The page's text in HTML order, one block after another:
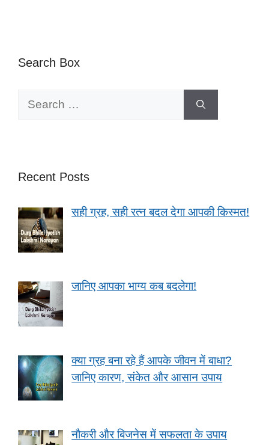
Search Box
Recent Posts
सही ग्रह, सही रत्न बदल देगा आपकी किस्मत!
जानिए आपका भाग्य कब बदलेगा!
क्या ग्रह बना रहे हैं आपके जीवन में बाधा?
जानिए कारण, संकेत और आसान उपाय
नौकरी और बिजनेस में सफलता के उपाय